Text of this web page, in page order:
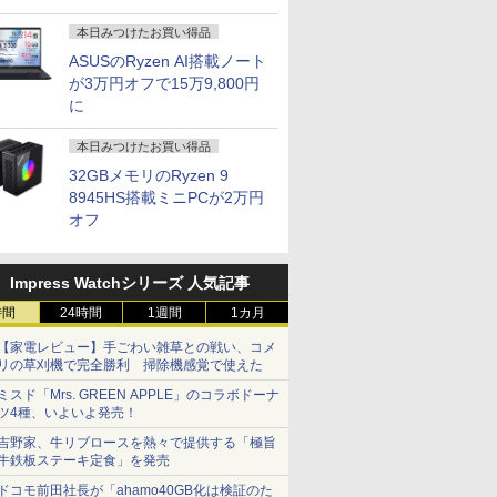
本日みつけたお買い得品
ASUSのRyzen AI搭載ノート
が3万円オフで15万9,800円
に
本日みつけたお買い得品
32GBメモリのRyzen 9
8945HS搭載ミニPCが2万円
オフ
Impress Watchシリーズ 人気記事
24時間 1週間 1カ月
家電レビュー】手ごわい雑草との戦い、コメ
の草刈機で完全勝利 掃除機感覚で使えた
スド「Mrs. GREEN APPLE」のコラボドーナ
4種、いよいよ発売！
野家、牛リブロースを熱々で提供する「極旨
鉄板ステーキ定食」を発売
コモ前田社長が「ahamo40GB化は検証のた